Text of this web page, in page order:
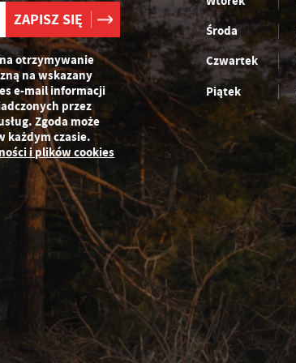
otrzymywanie
na wskazany
e-mail informacji
przez
Zgoda może
każdym czasie.
i plików cookies
Środa
Czwartek
Piątek